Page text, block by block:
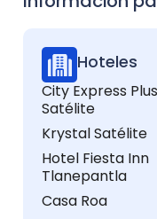
Hoteles
City Express Plus
Satélite
Krystal Satélite
Hotel Fiesta Inn
Tlanepantla
Casa Roa